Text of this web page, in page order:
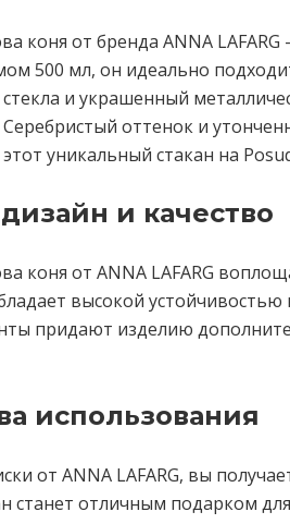
коня от бренда ANNA
500 мл, он идеально
и украшенный
оттенок и
уникальный стакан на
и качество
коня от ANNA LAFARG
высокой
придают изделию
использования
от ANNA LAFARG, вы
станет отличным подарком